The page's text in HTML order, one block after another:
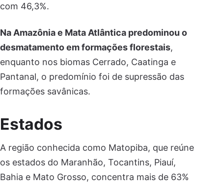
com 46,3%.
Na Amazônia e Mata Atlântica predominou o
desmatamento em formações florestais,
enquanto nos biomas Cerrado, Caatinga e
Pantanal, o predomínio foi de supressão das
formações savânicas.
Estados
A região conhecida como Matopiba, que reúne
os estados do Maranhão, Tocantins, Piauí,
Bahia e Mato Grosso, concentra mais de 63%